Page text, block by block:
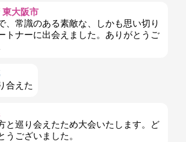
東大阪市
、常識のある素敵な、しかも思い切り
トナーに出会えました。ありがとうご
合えた
と巡り会えたため大会いたします。ど
うございました。